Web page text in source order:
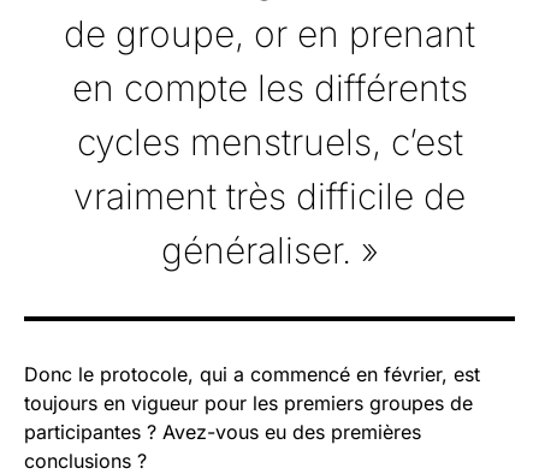
de groupe, or en prenant
en compte les différents
cycles menstruels, c’est
vraiment très difficile de
généraliser. »
Donc le protocole, qui a commencé en février, est
toujours en vigueur pour les premiers groupes de
participantes ? Avez-vous eu des premières
conclusions ?